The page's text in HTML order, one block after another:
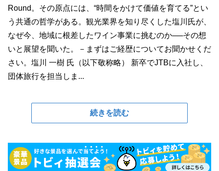
Round。その原点には、“時間をかけて価値を育てる”とい
う共通の哲学がある。観光業界を知り尽くした塩川氏が、
なぜ今、地域に根差したワイン事業に挑むのか──その想
いと展望を聞いた。－まずはご経歴についてお聞かせくだ
さい。塩川 一樹 氏（以下敬称略） 新卒でJTBに入社し、
団体旅行を担当しま...
続きを読む